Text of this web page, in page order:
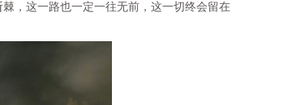
，这一路也一定一往无前，这一切终会留在